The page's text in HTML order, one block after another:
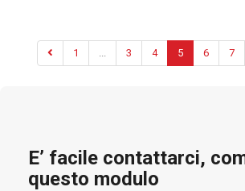
1 3 4 5 6 7
E’ facile contattarci,
questo modulo